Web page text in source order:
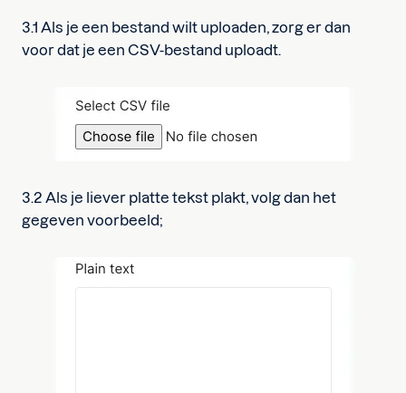
3.1 Als je een bestand wilt uploaden, zorg er dan
voor dat je een CSV-bestand uploadt.
3.2 Als je liever platte tekst plakt, volg dan het
gegeven voorbeeld;